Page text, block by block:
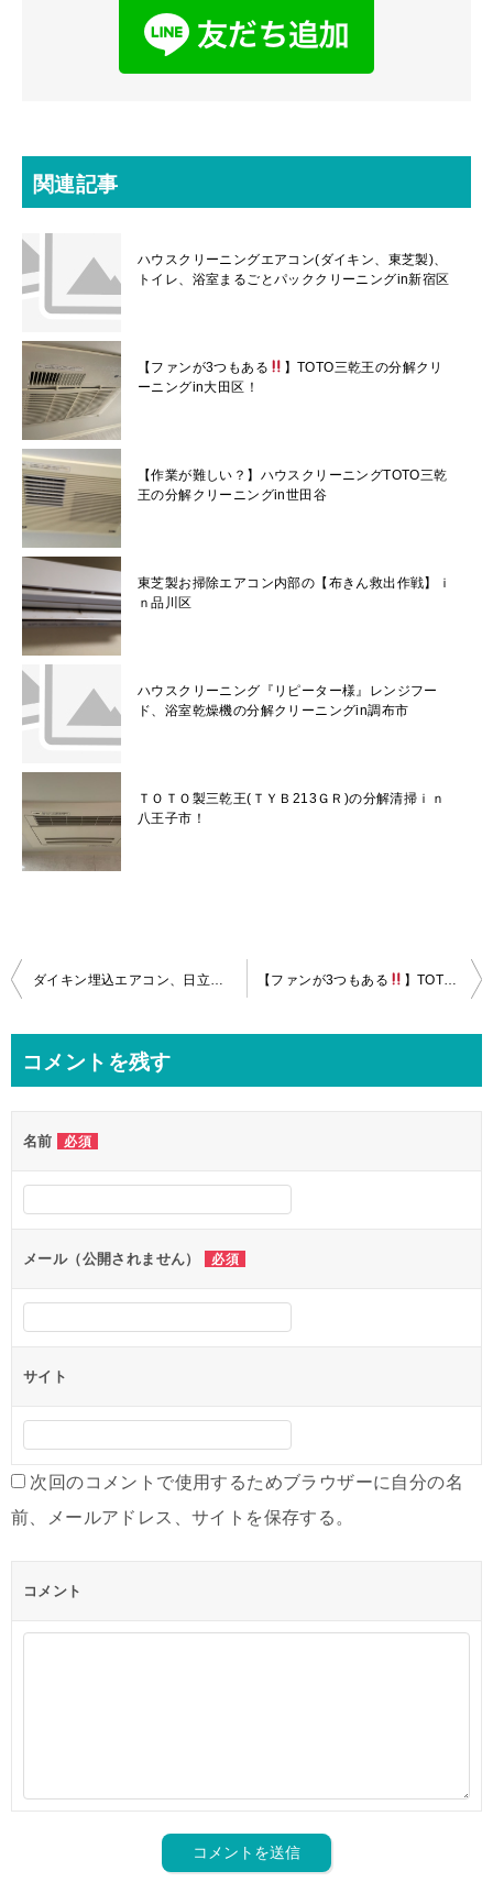
関連記事
ハウスクリーニングエアコン(ダイキン、東芝製)、
トイレ、浴室まるごとパッククリーニングin新宿区
【ファンが3つもある
】TOTO三乾王の分解クリ
ーニングin大田区！
【作業が難しい？】ハウスクリーニングTOTO三乾
王の分解クリーニングin世田谷
東芝製お掃除エアコン内部の【布きん救出作戦】ｉ
ｎ品川区
ハウスクリーニング『リピーター様』レンジフー
ド、浴室乾燥機の分解クリーニングin調布市
ＴＯＴＯ製三乾王(ＴＹＢ213ＧＲ)の分解清掃ｉｎ
八王子市！
投
ビ
ー
シ
ョ
ン
【ファンが3つもある 】TOTO三乾王の分解クリーニングin大田区！
コメントを残す
名前 必須
メール（公開されません） 必須
サイト
次回のコメントで使用するためブラウザーに自分の名
前、メールアドレス、サイトを保存する。
コメント